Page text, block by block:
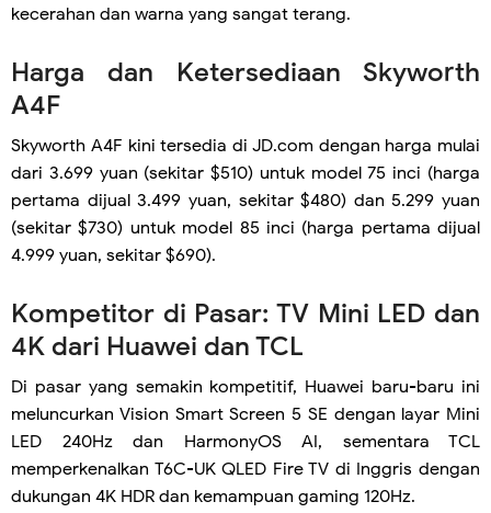
kecerahan dan warna yang sangat terang.
Harga dan Ketersediaan Skyworth
A4F
Skyworth A4F kini tersedia di JD.com dengan harga mulai
dari 3.699 yuan (sekitar $510) untuk model 75 inci (harga
pertama dijual 3.499 yuan, sekitar $480) dan 5.299 yuan
(sekitar $730) untuk model 85 inci (harga pertama dijual
4.999 yuan, sekitar $690).
Kompetitor di Pasar: TV Mini LED dan
4K dari Huawei dan TCL
Di pasar yang semakin kompetitif, Huawei baru-baru ini
meluncurkan Vision Smart Screen 5 SE dengan layar Mini
LED 240Hz dan HarmonyOS AI, sementara TCL
memperkenalkan T6C-UK QLED Fire TV di Inggris dengan
dukungan 4K HDR dan kemampuan gaming 120Hz.